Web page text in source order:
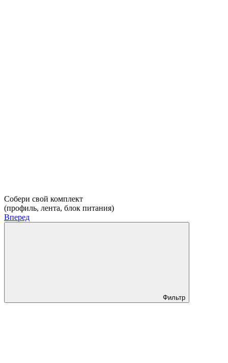
Собери свой комплект
(профиль, лента, блок питания)
Вперед
Фильтр